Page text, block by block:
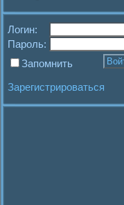
Логин:
Пароль:
Запомнить
Зарегистрироваться